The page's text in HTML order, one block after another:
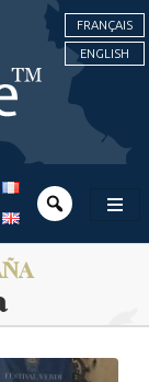
FRANÇAIS
ENGLISH